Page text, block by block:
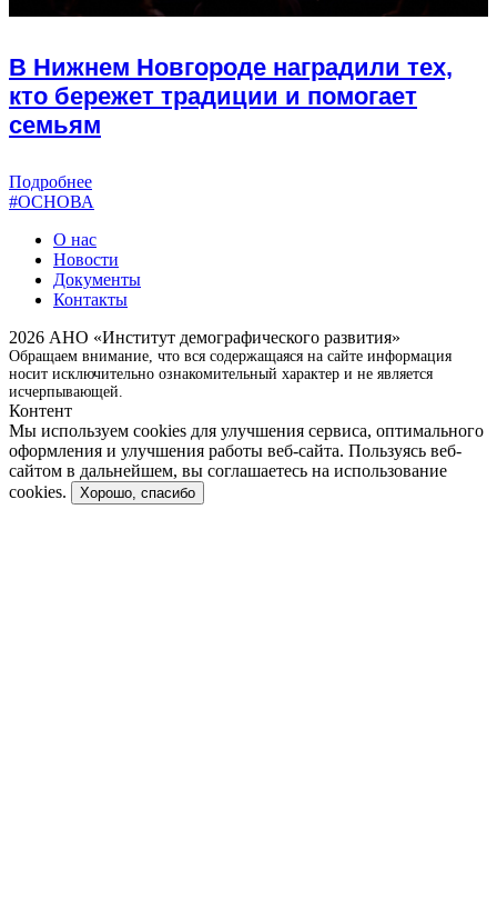
В Нижнем Новгороде наградили тех,
кто бережет традиции и помогает
семьям
Подробнее
#ОСНОВА
О нас
Новости
Документы
Контакты
2026 АНО «Институт демографического развития»
Обращаем внимание, что вся содержащаяся на сайте информация
носит исключительно ознакомительный характер и не является
исчерпывающей.
Контент
Мы используем cookies для улучшения сервиса, оптимального
оформления и улучшения работы веб-сайта. Пользуясь веб-
сайтом в дальнейшем, вы соглашаетесь на использование
cookies.
Хорошо, спасибо